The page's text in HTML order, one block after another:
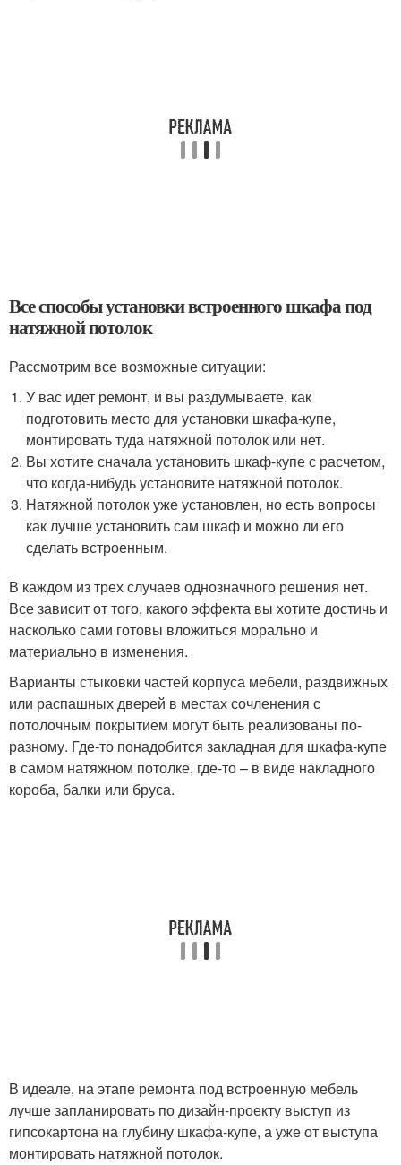
Все способы установки встроенного шкафа под
натяжной потолок
Рассмотрим все возможные ситуации:
У вас идет ремонт, и вы раздумываете, как
подготовить место для установки шкафа-купе,
монтировать туда натяжной потолок или нет.
Вы хотите сначала установить шкаф-купе с расчетом,
что когда-нибудь установите натяжной потолок.
Натяжной потолок уже установлен, но есть вопросы
как лучше установить сам шкаф и можно ли его
сделать встроенным.
В каждом из трех случаев однозначного решения нет.
Все зависит от того, какого эффекта вы хотите достичь и
насколько сами готовы вложиться морально и
материально в изменения.
Варианты стыковки частей корпуса мебели, раздвижных
или распашных дверей в местах сочленения с
потолочным покрытием могут быть реализованы по-
разному. Где-то понадобится закладная для шкафа-купе
в самом натяжном потолке, где-то – в виде накладного
короба, балки или бруса.
В идеале, на этапе ремонта под встроенную мебель
лучше запланировать по дизайн-проекту выступ из
гипсокартона на глубину шкафа-купе, а уже от выступа
монтировать натяжной потолок.